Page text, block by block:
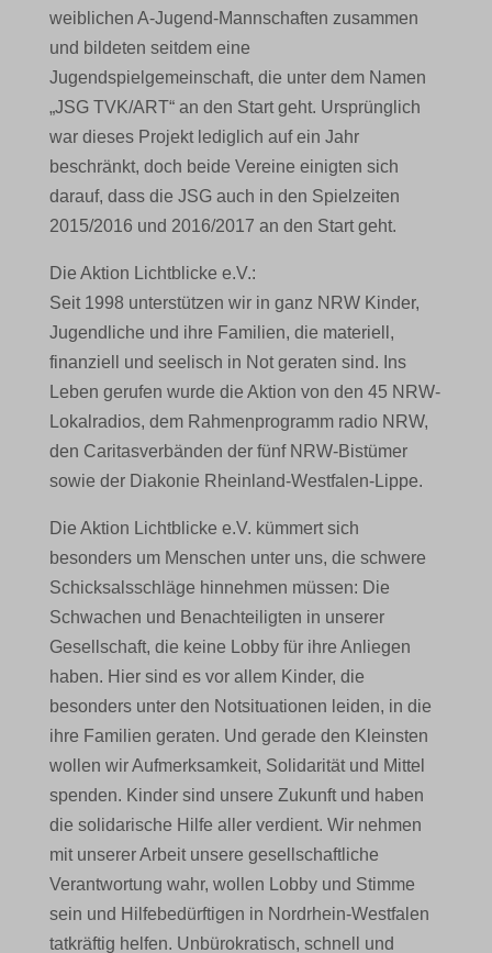
weiblichen A-Jugend-Mannschaften zusammen
und bildeten seitdem eine
Jugendspielgemeinschaft, die unter dem Namen
„JSG TVK/ART“ an den Start geht. Ursprünglich
war dieses Projekt lediglich auf ein Jahr
beschränkt, doch beide Vereine einigten sich
darauf, dass die JSG auch in den Spielzeiten
2015/2016 und 2016/2017 an den Start geht.
Die Aktion Lichtblicke e.V.:
Seit 1998 unterstützen wir in ganz NRW Kinder,
Jugendliche und ihre Familien, die materiell,
finanziell und seelisch in Not geraten sind. Ins
Leben gerufen wurde die Aktion von den 45 NRW-
Lokalradios, dem Rahmenprogramm radio NRW,
den Caritasverbänden der fünf NRW-Bistümer
sowie der Diakonie Rheinland-Westfalen-Lippe.
Die Aktion Lichtblicke e.V. kümmert sich
besonders um Menschen unter uns, die schwere
Schicksalsschläge hinnehmen müssen: Die
Schwachen und Benachteiligten in unserer
Gesellschaft, die keine Lobby für ihre Anliegen
haben. Hier sind es vor allem Kinder, die
besonders unter den Notsituationen leiden, in die
ihre Familien geraten. Und gerade den Kleinsten
wollen wir Aufmerksamkeit, Solidarität und Mittel
spenden. Kinder sind unsere Zukunft und haben
die solidarische Hilfe aller verdient. Wir nehmen
mit unserer Arbeit unsere gesellschaftliche
Verantwortung wahr, wollen Lobby und Stimme
sein und Hilfebedürftigen in Nordrhein-Westfalen
tatkräftig helfen. Unbürokratisch, schnell und